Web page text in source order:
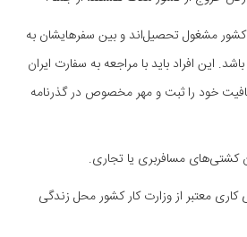
کشور مشغول تحصیل‌اند و بین سفرهایشان به
این افراد باید با مراجعه به سفارت ایران
خود را ثبت و مهر مخصوص در گذرنامه
کشتی‌های مسافربری یا تجاری.
کاری معتبر از وزارت کار کشور محل زندگی